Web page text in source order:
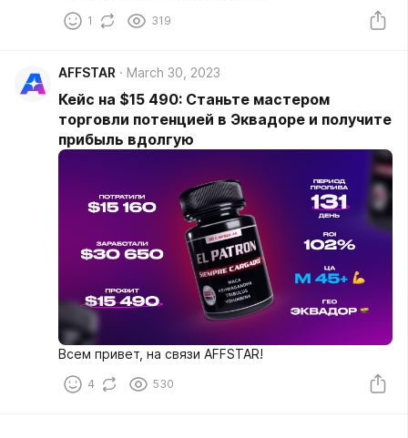
1 319
AFFSTAR March 30, 2023
Кейс на $15 490: Станьте мастером
торговли потенцией в Эквадоре и получите
прибыль вдолгую
Всем привет, на связи AFFSTAR!
4 530